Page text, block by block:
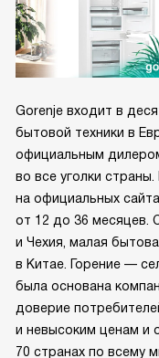
Gorenje входит в
бытовой техники в
официальным
во все уголки
на официальных
от 12 до 36 месяцев.
и Чехия, малая
в Китае. Горение —
была основана
доверие
и невысоким ценам и
70 странах по всему